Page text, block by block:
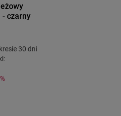
- czarny
30 dni